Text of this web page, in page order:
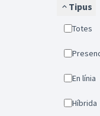
Tipus
Totes
En línia
Híbrida